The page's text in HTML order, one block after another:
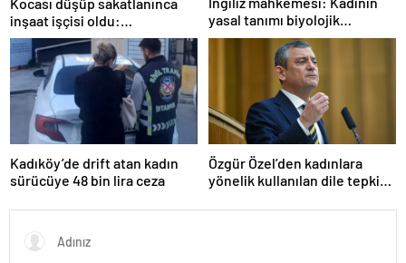
inşaat işçisi oldu:
Dekorasyon, ısı yalıtım,
boya… Yapamadığı iş yok
yasal tanımı biyolojik
cinsiyete dayanır
Kadıköy’de drift atan kadın
sürücüye 48 bin lira ceza
Özgür Özel’den kadınlara
yönelik kullanılan dile tepki: